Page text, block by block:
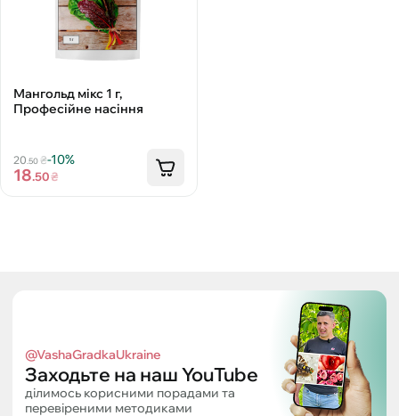
Мангольд мікс 1 г,
Професійне насіння
20 .50₴-10%
18.50₴
@VashaGradkaUkraine
Заходьте на наш YouTube
ділимось корисними порадами та
перевіреними методиками